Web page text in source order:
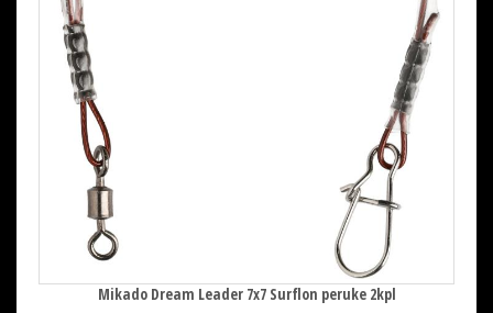
Mikado Dream Leader 7x7 Surflon peruke 2kpl